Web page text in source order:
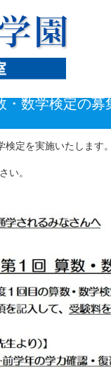
算数・数学検定の募集開始
・数学検定の募
定を実施いたします。
い。